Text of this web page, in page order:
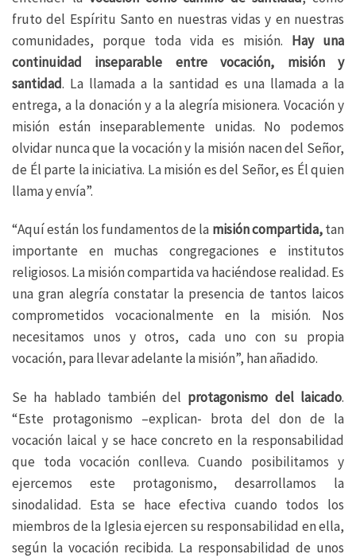
fruto del Espíritu Santo en nuestras vidas y en nuestras
comunidades, porque toda vida es misión. Hay una
continuidad inseparable entre vocación, misión y
santidad. La llamada a la santidad es una llamada a la
entrega, a la donación y a la alegría misionera. Vocación y
misión están inseparablemente unidas. No podemos
olvidar nunca que la vocación y la misión nacen del Señor,
de Él parte la iniciativa. La misión es del Señor, es Él quien
llama y envía”.
“Aquí están los fundamentos de la misión compartida,tan
importante en muchas congregaciones e institutos
religiosos. La misión compartida va haciéndose realidad. Es
una gran alegría constatar la presencia de tantos laicos
comprometidos vocacionalmente en la misión. Nos
necesitamos unos y otros, cada uno con su propia
vocación, para llevar adelante la misión”, han añadido.
Se ha hablado también del protagonismo del laicado.
“Este protagonismo –explican- brota del don de la
vocación laical y se hace concreto en la responsabilidad
que toda vocación conlleva. Cuando posibilitamos y
ejercemos este protagonismo, desarrollamos la
sinodalidad. Esta se hace efectiva cuando todos los
miembros de la Iglesia ejercen su responsabilidad en ella,
según la vocación recibida. La responsabilidad de unos